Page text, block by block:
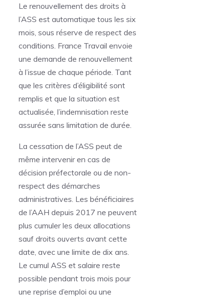
Le renouvellement des droits à
l’ASS est automatique tous les six
mois, sous réserve de respect des
conditions. France Travail envoie
une demande de renouvellement
à l’issue de chaque période. Tant
que les critères d’éligibilité sont
remplis et que la situation est
actualisée, l’indemnisation reste
assurée sans limitation de durée.
La cessation de l’ASS peut de
même intervenir en cas de
décision préfectorale ou de non-
respect des démarches
administratives. Les bénéficiaires
de l’AAH depuis 2017 ne peuvent
plus cumuler les deux allocations
sauf droits ouverts avant cette
date, avec une limite de dix ans.
Le cumul ASS et salaire reste
possible pendant trois mois pour
une reprise d’emploi ou une